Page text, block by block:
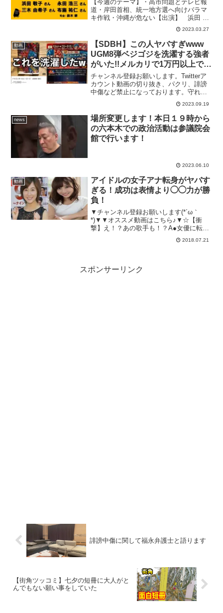
【今週のテーマ】・高市問題とテレビ報
道・岸田首相、統一地方選へ向けバラマ
キ作戦・沖縄が危ない【出演】 浜田 敬
子さん （ジャーナリスト、元AERA編集
長） 永田 浩三さん （武蔵大学教授、元
ＮＨＫプロデューサー） 三木 由希子さ
ん （情報公...
2023.03.27
動画
【SDBH】この人ヤバすぎwww
UGM8弾ベジゴジを洗濯する強者
がいた!!メルカリで1万円以上で売
ってる買う奴いるのか？【スーパ
ードラゴンボールヒーローズ】
チャンネル登録お願いします。Twitterア
カウント動画の切り抜き、パクリ、誹謗
中傷など禁止になっております。守れな
い方は残念ですが、警察に被害届出しま
す。ビッグバンミッション最新情報ーー
ーーーーーーーーーー【SDBH】遂に1プ
レイ200円...
2023.09.19
news
場所変更します！本日１９時から
の六本木での政治活動は参議院会
館で行います！
2023.06.10
動画
アイドルの女子アナ転身がヤバす
ぎる！成功は表情より◯◯力が勝
負！
▼チャンネル登録お願いします(*´ω｀
*)▼▼オススメ動画はこちら♪▼☆【衝
撃】え！？あの歌手も！？A●女優に転身
した芸能人まとめ！☆ヤバイ事をして干
された芸能人まとめ！☆【衝撃】ベッド
2018.07.21
スポンサーリンク
誹謗中傷に関して福永弁護士と語ります
【街角ツッコミ】七夕の短冊に大人がと
んでもない願い事をしていた